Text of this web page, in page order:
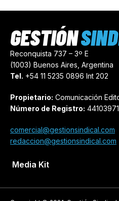
Reconquista 737 – 3º E
(1003) Buenos Aires, Argentina
Tel. +54 11 5235 0896 Int 202
Propietario: Comunicación
Número de Registro: 44103971
comercial@gestionsindical.com
redaccion@gestionsindical.com
Media Kit
GESTIÓN